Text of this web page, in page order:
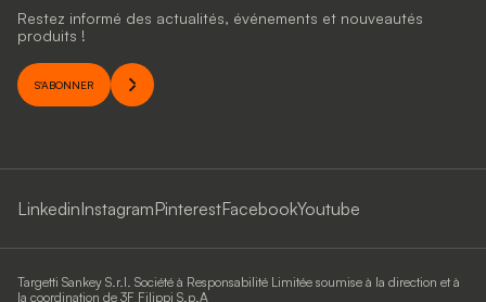
Restez informé des actualités, événements et nouveautés
produits !
S'ABONNER
LinkedinInstagramPinterestFacebookYoutube
Targetti Sankey S.r.l. Société à Responsabilité Limitée soumise à la direction et à
la coordination de 3F Filippi S.p.A